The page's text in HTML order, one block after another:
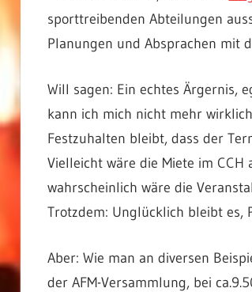
sporttreibenden Abteilungen
Planungen und Absprachen mit
Will sagen: Ein echtes Ärgernis,
kann ich mich nicht mehr
Festzuhalten bleibt, dass der
Vielleicht wäre die Miete im
wahrscheinlich wäre die
Trotzdem: Unglücklich bleibt es,
Aber: Wie man an diversen
der AFM-Versammlung, bei